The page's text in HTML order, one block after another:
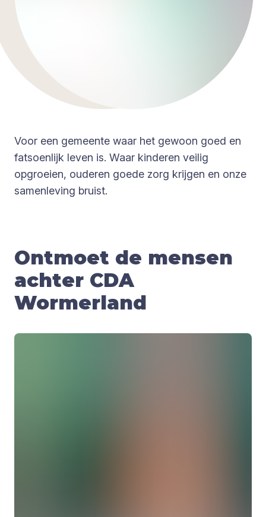
Voor een gemeente waar het gewoon goed en
fatsoenlijk leven is. Waar kinderen veilig
opgroeien, ouderen goede zorg krijgen en onze
samenleving bruist.
Ontmoet de mensen
achter CDA
Wormerland